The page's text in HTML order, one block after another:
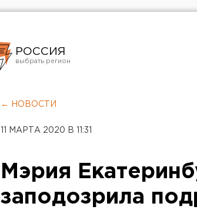
РОССИЯ
Челябинск
← НОВОСТИ
11 МАРТА 2020 В 11:31
Мэрия
заподозрила